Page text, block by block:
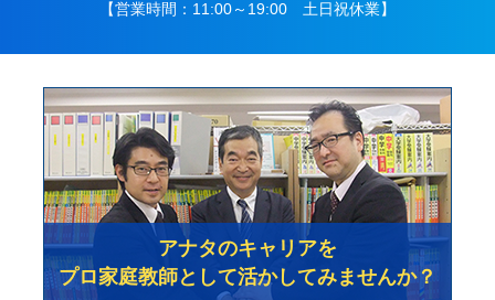
【営業時間：11:00～19:00 土日祝休業】
アナタのキャリアを
プロ家庭教師として活かしてみませんか？